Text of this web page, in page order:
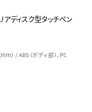
ディスク型タッチペン
） / ABS（ボディ部）、PC